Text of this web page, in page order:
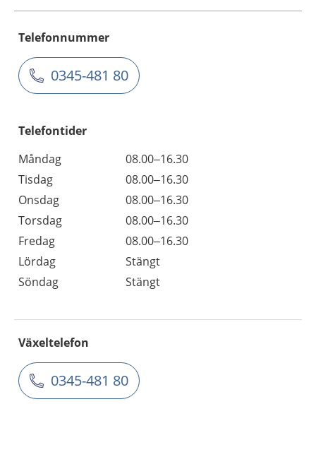
Telefonnummer
0345-481 80
Telefontider
Måndag
08.00–16.30
Tisdag
08.00–16.30
Onsdag
08.00–16.30
Torsdag
08.00–16.30
Fredag
08.00–16.30
Lördag
Stängt
Söndag
Stängt
Växeltelefon
0345-481 80